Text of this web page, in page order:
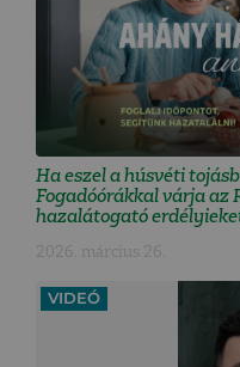
Ha eszel a húsvéti
Fogadóórákkal várja az
hazalátogató
2026. március 26.
VIDEÓ